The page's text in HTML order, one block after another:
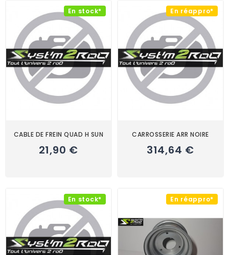
En stock*
CABLE DE FREIN QUAD H SUN
21,90 €
En réappro*
CARROSSERIE ARR NOIRE
314,64 €
En stock* En réappro*